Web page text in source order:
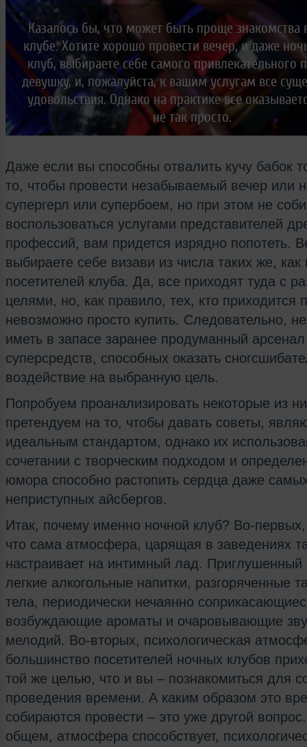
Казалось бы, что может быть проще знакомства
клубе. Хотите хорошо провести вечер, и даже
клуб, выбираете себе самого привлекательного
девушку, и, пожалуйста, к вашим услугам все
удовольствия. Однако на практике все
не так просто.
Даже если вы способны отвалить кучу бабок
то, чтобы провести незабываемый вечер или
супергерл или супербоем, но при этом не
воспользоваться услугами представителей
профессий, вам придется изрядно попотеть.
выбираете себе визави из числа таких же,
посетителей клуба. Да, все приходят туда с
целями, но, как правило, тех, кто приходится
невозможно просто купить. Следовательно,
иметь в запасе заранее продуманный арсенал
суперсредств, способных оказать
воздействие на выбранную цель.
Попробуем проанализировать некоторые из
претендуем на то, чтобы давать советы,
идеальным стандартом, однако их
сочетании с творческим подходом и
юмора способно растопить сердца даже
неприступных айсбергов.
Итак, почему именно ночной клуб? Во-
что сама атмосфера, царящая в заведениях
настраивает на интимный лад. Приглушенный
легкие алкогольные напитки, разгоряченные
тела, периодически нечаянно
возбуждающие ароматы и очаровывающие
мелодий. Во-вторых, психологическая
большинство посетителей ночных клубов
той же целью, что и вы – познакомиться для
проведения времени. А каким образом это
собираются провести – это уже другой
общем, атмосфера способствует,